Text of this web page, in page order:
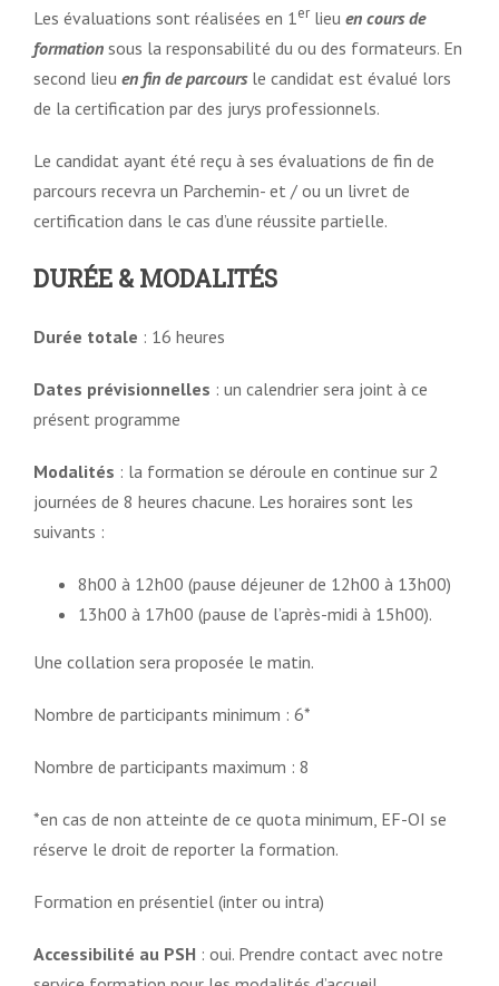
Les évaluations sont réalisées en 1erlieu en cours de
formation sous la responsabilité du ou des formateurs. En
second lieu en fin de parcours le candidat est évalué lors
de la certification par des jurys professionnels.
Le candidat ayant été reçu à ses évaluations de fin de
parcours recevra un Parchemin- et / ou un livret de
certification dans le cas d’une réussite partielle.
DURÉE & MODALITÉS
Durée totale : 16 heures
Dates prévisionnelles : un calendrier sera joint à ce
présent programme
Modalités : la formation se déroule en continue sur 2
journées de 8 heures chacune. Les horaires sont les
suivants :
8h00 à 12h00 (pause déjeuner de 12h00 à 13h00)
13h00 à 17h00 (pause de l’après-midi à 15h00).
Une collation sera proposée le matin.
Nombre de participants minimum : 6*
Nombre de participants maximum : 8
*en cas de non atteinte de ce quota minimum, EF-OI se
réserve le droit de reporter la formation.
Formation en présentiel (inter ou intra)
Accessibilité au PSH : oui. Prendre contact avec notre